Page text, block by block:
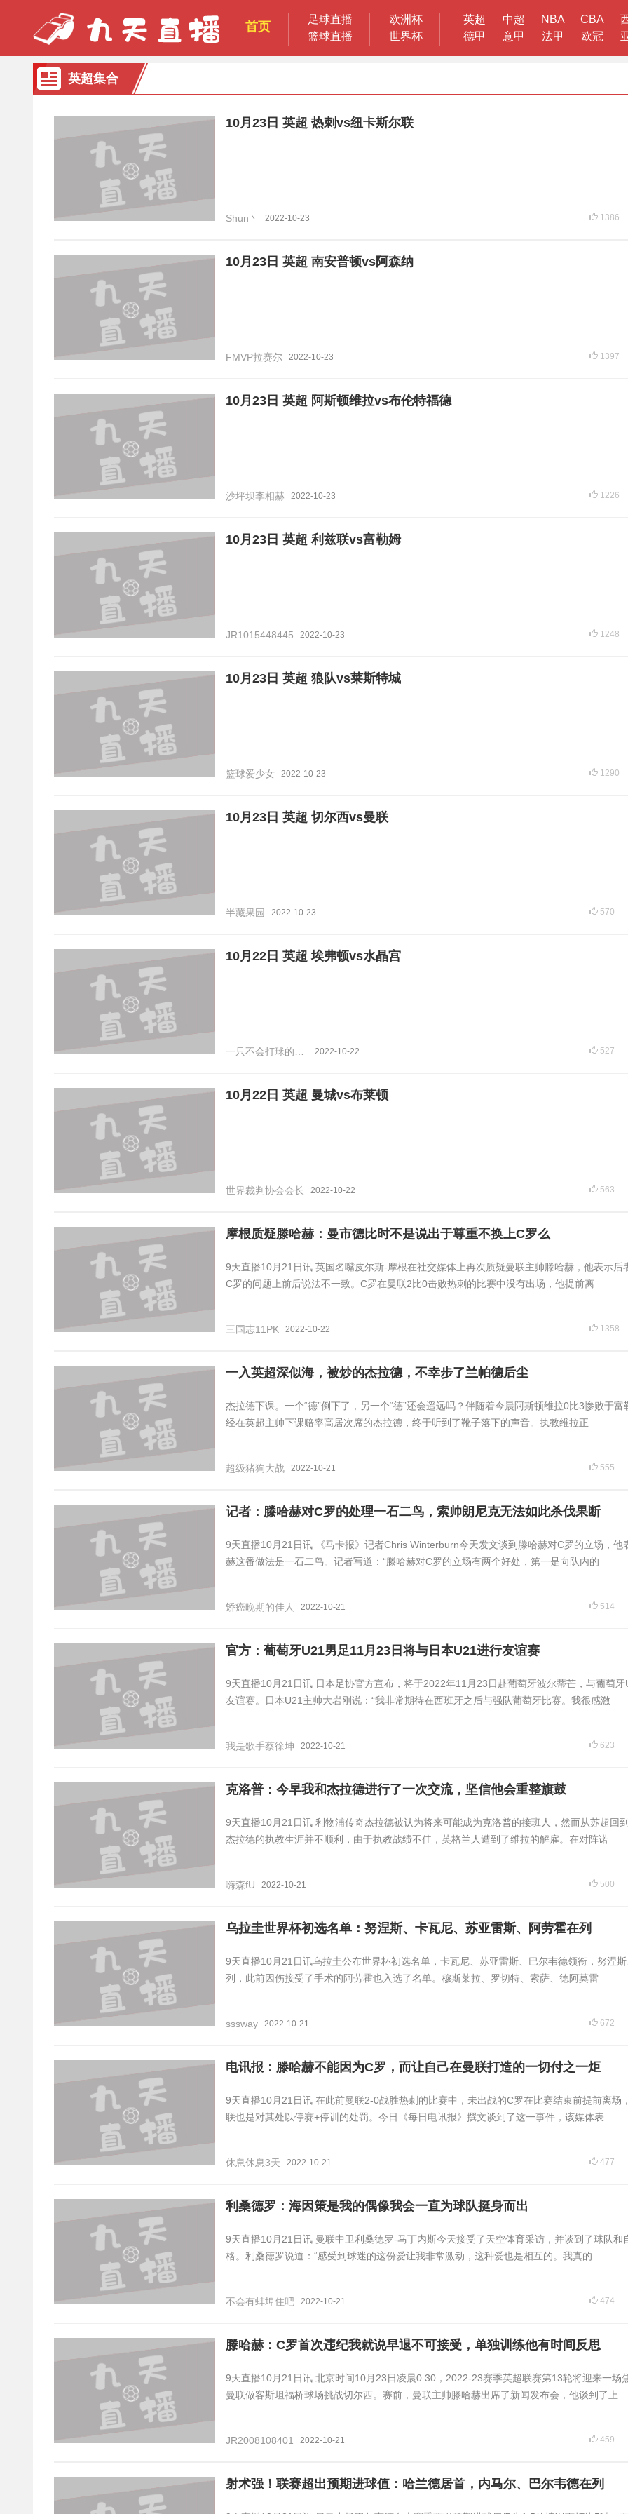
首页
足球直播
篮球直播
欧洲杯
世界杯
英超 中超 NBA CBA
德甲
意甲 法甲 欧冠
英超集合
10月23日 英超 热刺vs纽卡斯尔联
Shun丶 2022-10-23 1386
10月23日 英超 南安普顿vs阿森纳
FMVP拉赛尔 2022-10-23 1397
10月23日 英超 阿斯顿维拉vs布伦特福德
沙坪坝李相赫 2022-10-23 1226
10月23日 英超 利兹联vs富勒姆
JR1015448445 2022-10-23 1248
10月23日 英超 狼队vs莱斯特城
篮球爱少女 2022-10-23 1290
10月23日 英超 切尔西vs曼联
半藏果园 2022-10-23 570
10月22日 英超 埃弗顿vs水晶宫
2022-10-22 527
10月22日 英超 曼城vs布莱顿
世界裁判协会会长 2022-10-22 563
摩根质疑滕哈赫：曼市德比时不是说出于尊重不换上C罗么
9天直播10月21日讯 英国名嘴皮尔斯-摩根在社交媒体上再次质疑曼联主帅滕哈赫，他表示后
C罗的问题上前后说法不一致。C罗在曼联2比0击败热刺的比赛中没有出场，他提前离
三国志11PK 2022-10-22 1358
一入英超深似海，被炒的杰拉德，不幸步了兰帕德后尘
杰拉德下课。一个“德”倒下了，另一个“德”还会遥远吗？伴随着今晨阿斯顿维拉0比3惨败于富
经在英超主帅下课赔率高居次席的杰拉德，终于听到了靴子落下的声音。执教维拉正
超级猪狗大战 2022-10-21 555
记者：滕哈赫对C罗的处理一石二鸟，索帅朗尼克无法如此杀伐果断
9天直播10月21日讯 《马卡报》记者Chris Winterburn今天发文谈到滕哈赫对C罗的立场，他
赫这番做法是一石二鸟。记者写道：“滕哈赫对C罗的立场有两个好处，第一是向队内的
矫癌晚期的佳人 2022-10-21 514
官方：葡萄牙U21男足11月23日将与日本U21进行友谊赛
9天直播10月21日讯 日本足协官方宣布，将于2022年11月23日赴葡萄牙波尔蒂芒，与葡萄牙
友谊赛。日本U21主帅大岩刚说：“我非常期待在西班牙之后与强队葡萄牙比赛。我很感激
我是歌手蔡徐坤 2022-10-21 623
克洛普：今早我和杰拉德进行了一次交流，坚信他会重整旗鼓
9天直播10月21日讯 利物浦传奇杰拉德被认为将来可能成为克洛普的接班人，然而从苏超回
杰拉德的执教生涯并不顺利，由于执教战绩不佳，英格兰人遭到了维拉的解雇。在对阵诺
嗨森fU 2022-10-21 500
乌拉圭世界杯初选名单：努涅斯、卡瓦尼、苏亚雷斯、阿劳霍在列
9天直播10月21日讯乌拉圭公布世界杯初选名单，卡瓦尼、苏亚雷斯、巴尔韦德领衔，努涅
列，此前因伤接受了手术的阿劳霍也入选了名单。穆斯莱拉、罗切特、索萨、德阿莫雷
sssway 2022-10-21 672
电讯报：滕哈赫不能因为C罗，而让自己在曼联打造的一切付之一炬
9天直播10月21日讯 在此前曼联2-0战胜热刺的比赛中，未出战的C罗在比赛结束前提前离场
联也是对其处以停赛+停训的处罚。今日《每日电讯报》撰文谈到了这一事件，该媒体表
休息休息3天 2022-10-21 477
利桑德罗：海因策是我的偶像我会一直为球队挺身而出
9天直播10月21日讯 曼联中卫利桑德罗-马丁内斯今天接受了天空体育采访，并谈到了球队和
格。利桑德罗说道：“感受到球迷的这份爱让我非常激动，这种爱也是相互的。我真的
不会有蚌埠住吧 2022-10-21 474
滕哈赫：C罗首次违纪我就说早退不可接受，单独训练他有时间反思
9天直播10月21日讯 北京时间10月23日凌晨0:30，2022-23赛季英超联赛第13轮将迎来一场
曼联做客斯坦福桥球场挑战切尔西。赛前，曼联主帅滕哈赫出席了新闻发布会，他谈到了上
JR2008108401 2022-10-21 459
射术强！联赛超出预期进球值：哈兰德居首，内马尔、巴尔韦德在列